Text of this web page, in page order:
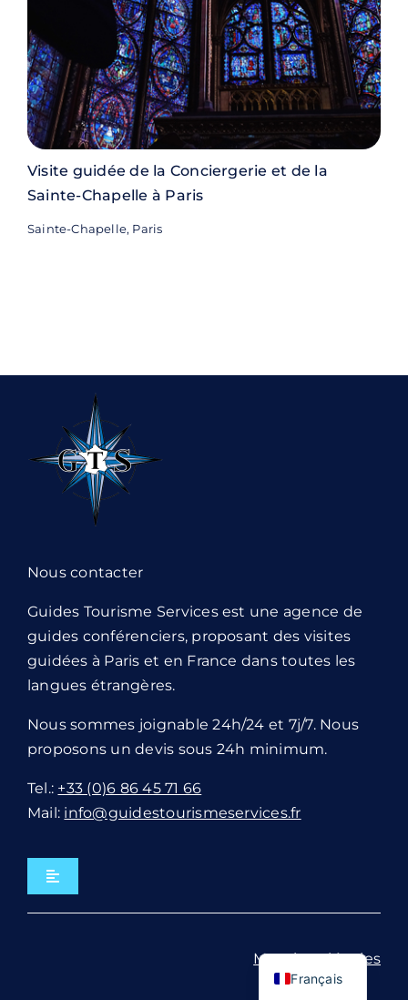
Visite guidée de la Conciergerie et de la
Sainte-Chapelle à Paris
Sainte-Chapelle, Paris
Nous contacter
Guides Tourisme Services est une agence de
guides conférenciers, proposant des visites
guidées à Paris et en France dans toutes les
langues étrangères.
Nous sommes joignable 24h/24 et 7j/7. Nous
proposons un devis sous 24h minimum.
Tel.: +33 (0)6 86 45 71 66
Mail: info@guidestourismeservices.fr
Navigation
bascule
Mentions légales
Français